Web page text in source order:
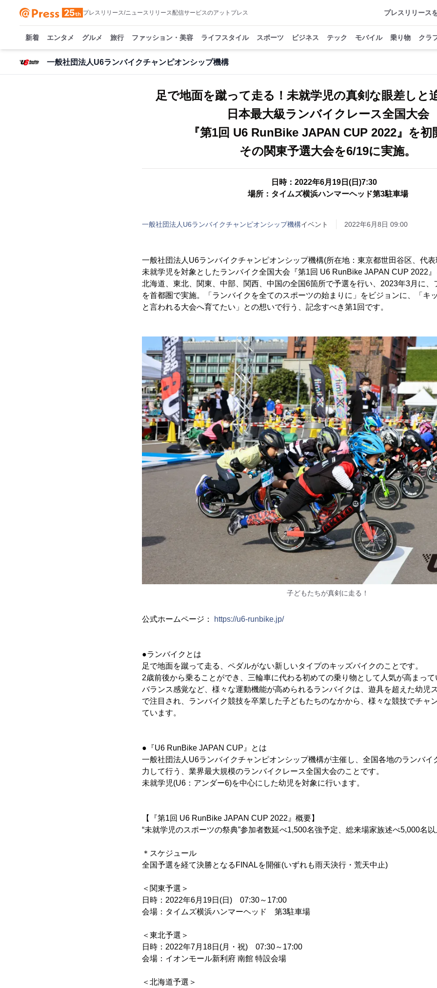
プレスリリース/ニュースリリース配信サービスのアットプレス プレスリリース
新着 エンタメ グルメ 旅行 ファッション・美容 ライフスタイル スポーツ ビジネス テック モバイル 乗り物 クラ
一般社団法人U6ランバイクチャンピオンシップ機構
足で地面を蹴って走る！未就学児の真剣な眼差しと
日本最大級ランバイクレース全国大会
『第1回 U6 RunBike JAPAN CUP 2022』を初
その関東予選大会を6/19に実施。
日時：2022年6月19日(日)7:30
場所：タイムズ横浜ハンマーヘッド第3駐車場
一般社団法人U6ランバイクチャンピオンシップ機構イベント 2022年6月8日 09:00
一般社団法人U6ランバイクチャンピオンシップ機構(所在地：東京都世田谷区、代
未就学児を対象としたランバイク全国大会『第1回 U6 RunBike JAPAN CUP 2022
北海道、東北、関東、中部、関西、中国の全国6箇所で予選を行い、2023年3月に、
を首都圏で実施。「ランバイクを全てのスポーツの始まりに」をビジョンに、「キ
と言われる大会へ育てたい」との想いで行う、記念すべき第1回です。
子どもたちが真剣に走る！
公式ホームページ： https://u6-runbike.jp/
●ランバイクとは
足で地面を蹴って走る、ペダルがない新しいタイプのキッズバイクのことです。
2歳前後から乗ることができ、三輪車に代わる初めての乗り物として人気が高まっ
バランス感覚など、様々な運動機能が高められるランバイクは、遊具を超えた幼児
で注目され、ランバイク競技を卒業した子どもたちのなかから、様々な競技でチャ
ています。
●『U6 RunBike JAPAN CUP』とは
一般社団法人U6ランバイクチャンピオンシップ機構が主催し、全国各地のランバイ
力して行う、業界最大規模のランバイクレース全国大会のことです。
未就学児(U6：アンダー6)を中心にした幼児を対象に行います。
【『第1回 U6 RunBike JAPAN CUP 2022』概要】
“未就学児のスポーツの祭典”参加者数延べ1,500名強予定、総来場家族述べ5,000名
＊スケジュール
全国予選を経て決勝となるFINALを開催(いずれも雨天決行・荒天中止)
＜関東予選＞
日時：2022年6月19日(日) 07:30～17:00
会場：タイムズ横浜ハンマーヘッド 第3駐車場
＜東北予選＞
日時：2022年7月18日(月・祝) 07:30～17:00
会場：イオンモール新利府 南館 特設会場
＜北海道予選＞